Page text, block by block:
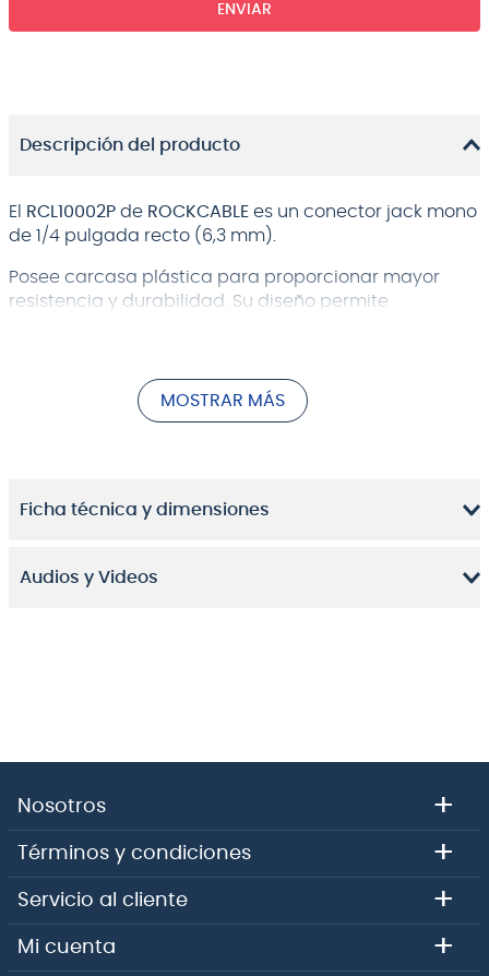
ENVIAR
Descripción del producto
El RCL10002P de ROCKCABLE es un conector jack mono
de 1/4 pulgada recto (6,3 mm).
Posee carcasa plástica para proporcionar mayor
resistencia y durabilidad. Su diseño permite
Ideal para cables que tengan un diámetro máximo
MOSTRAR MÁS
Ficha técnica y dimensiones
Audios y Videos
Nosotros +
Términos y condiciones +
Servicio al cliente +
Mi cuenta +